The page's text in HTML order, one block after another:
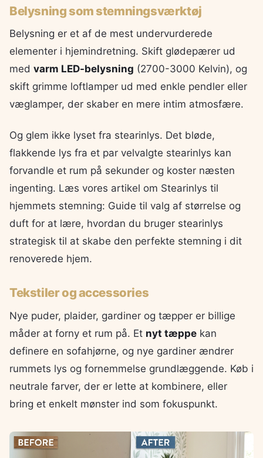
Belysning som stemningsværktøj
Belysning er et af de mest undervurderede
elementer i hjemindretning. Skift glødepærer ud
med varm LED-belysning (2700-3000 Kelvin), og
skift grimme loftlamper ud med enkle pendler eller
væglamper, der skaber en mere intim atmosfære.
Og glem ikke lyset fra stearinlys. Det bløde,
flakkende lys fra et par velvalgte stearinlys kan
forvandle et rum på sekunder og koster næsten
ingenting. Læs vores artikel om Stearinlys til
hjemmets stemning: Guide til valg af størrelse og
duft for at lære, hvordan du bruger stearinlys
strategisk til at skabe den perfekte stemning i dit
renoverede hjem.
Tekstiler og accessories
Nye puder, plaider, gardiner og tæpper er billige
måder at forny et rum på. Et nyt tæppe kan
definere en sofahjørne, og nye gardiner ændrer
rummets lys og fornemmelse grundlæggende. Køb i
neutrale farver, der er lette at kombinere, eller
bring et enkelt mønster ind som fokuspunkt.